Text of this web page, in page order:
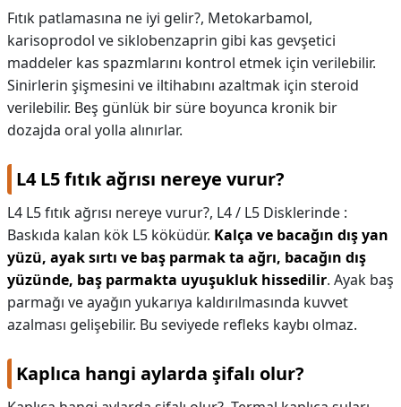
Fıtık patlamasına ne iyi gelir?, Metokarbamol,
karisoprodol ve siklobenzaprin gibi kas gevşetici
maddeler kas spazmlarını kontrol etmek için verilebilir.
Sinirlerin şişmesini ve iltihabını azaltmak için steroid
verilebilir. Beş günlük bir süre boyunca kronik bir
dozajda oral yolla alınırlar.
L4 L5 fıtık ağrısı nereye vurur?
L4 L5 fıtık ağrısı nereye vurur?, L4 / L5 Disklerinde :
Baskıda kalan kök L5 köküdür. Kalça ve bacağın dış yan
yüzü, ayak sırtı ve baş parmak ta ağrı, bacağın dış
yüzünde, baş parmakta uyuşukluk hissedilir. Ayak baş
parmağı ve ayağın yukarıya kaldırılmasında kuvvet
azalması gelişebilir. Bu seviyede refleks kaybı olmaz.
Kaplıca hangi aylarda şifalı olur?